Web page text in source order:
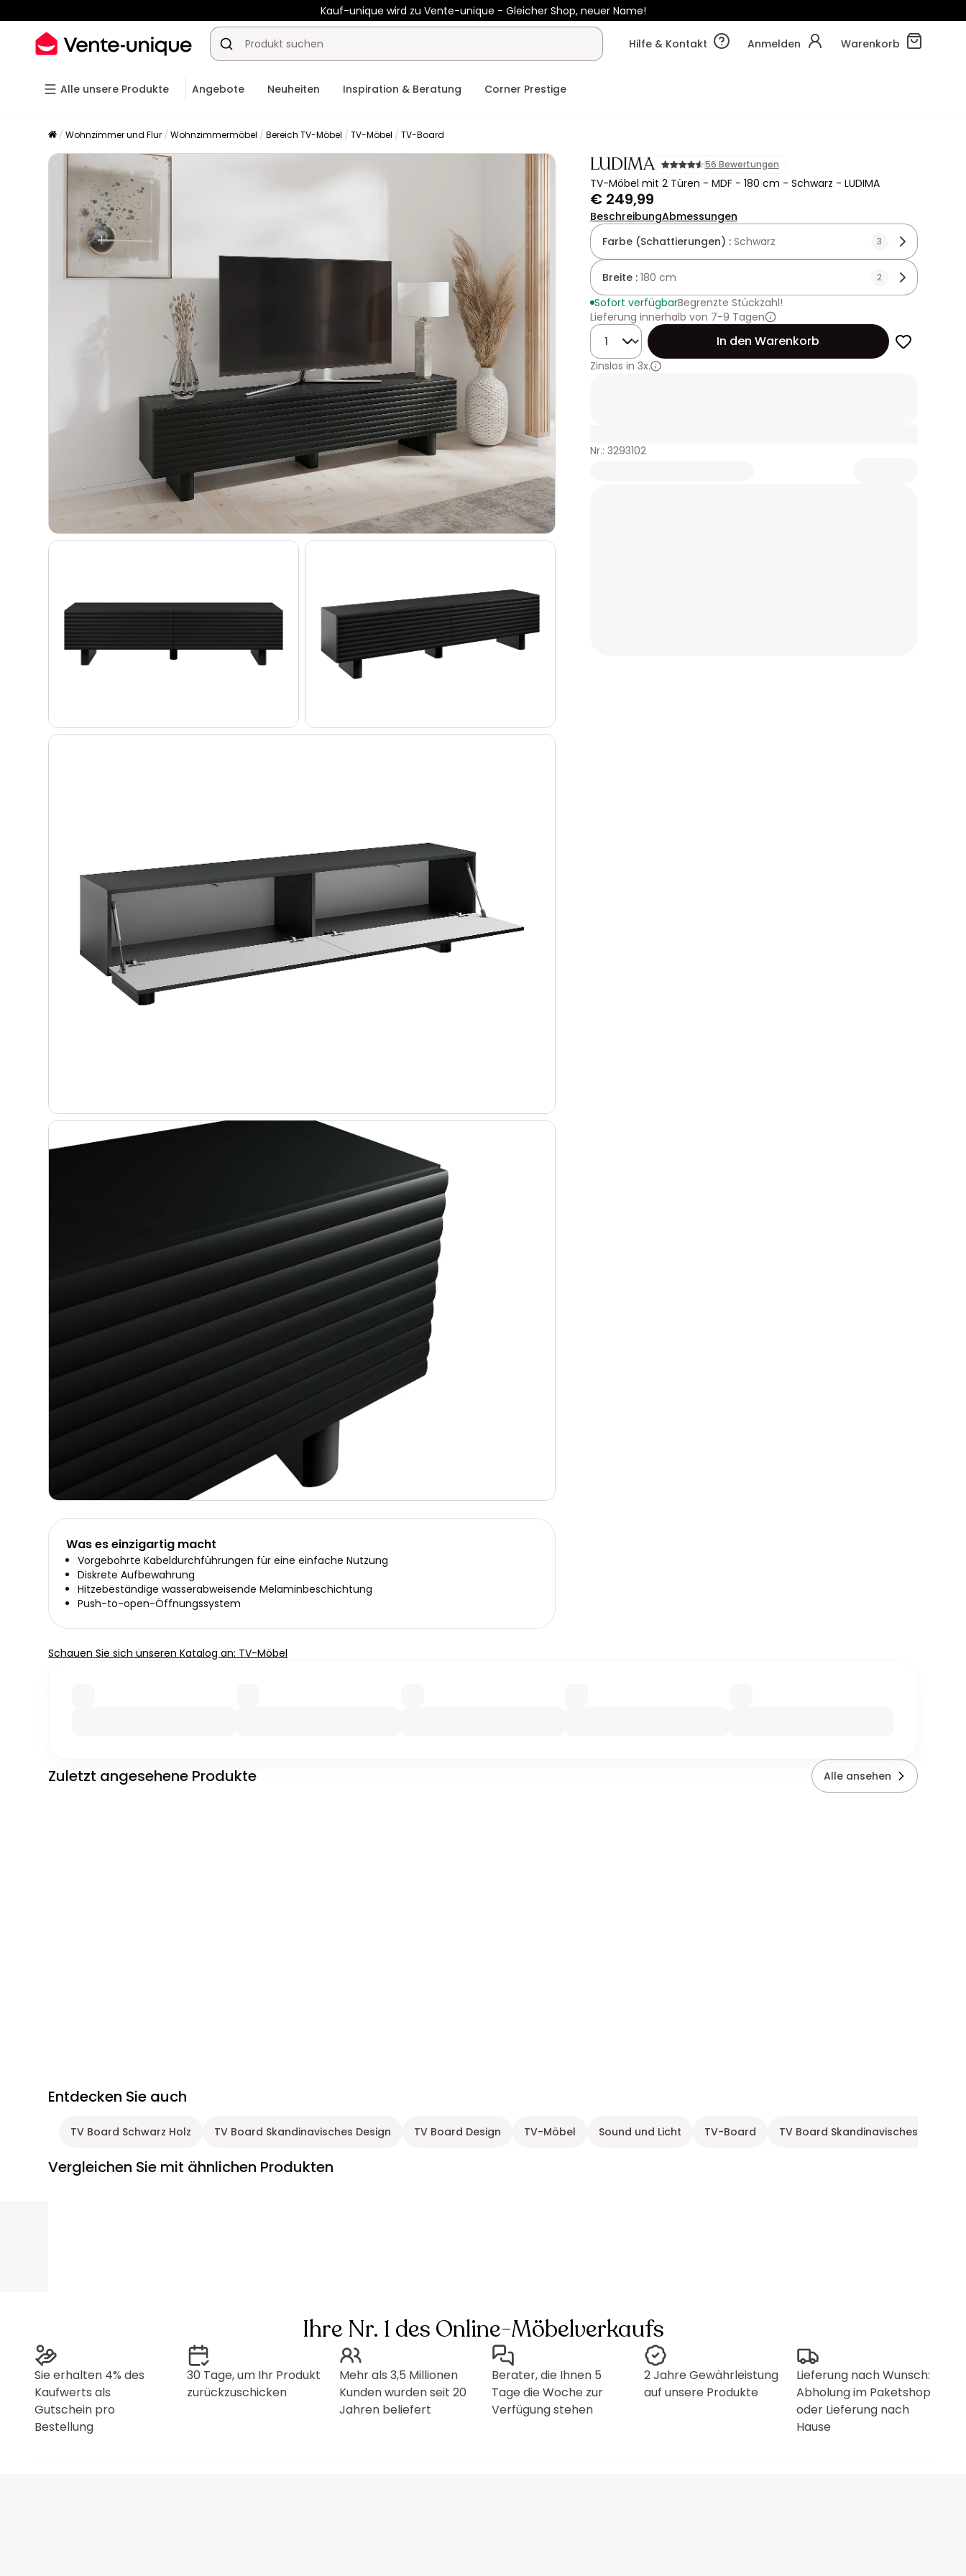
Kauf-unique wird zu Vente-unique - Gleicher Shop, neuer Name!
-10% ab €400 mitHEAT10auf Vente-unique-Produkte Noch:01t
Hilfe & Kontakt
Anmelden Warenkorb
Alle unsere Produkte Angebote Neuheiten Inspiration & Beratung Corner Prestige
Wohnzimmer und Flur Wohnzimmermöbel Bereich TV-Möbel TV-Möbel TV-Board
LUDIMA 56 Bewertungen
TV-Möbel mit 2 Türen - MDF - 180 cm - Schwarz - LUDIMA
€ 249,99
BeschreibungAbmessungen
Farbe (Schattierungen) : Schwarz 3
Breite : 180 cm 2
Sofort verfügbarBegrenzte Stückzahl!
Lieferung innerhalb von 7-9 Tagen
Menge
In den Warenkorb
Zinslos in 3x.
Nr.: 3293102
Was es einzigartig macht
Vorgebohrte Kabeldurchführungen für eine einfache Nutzung
Diskrete Aufbewahrung
Hitzebeständige wasserabweisende Melaminbeschichtung
Push-to-open-Öffnungssystem
Schauen Sie sich unseren Katalog an: TV-Möbel
Zuletzt angesehene Produkte Alle ansehen
Entdecken Sie auch
TV Board Schwarz Holz TV Board Skandinavisches Design TV Board Design TV-Möbel Sound und Licht TV-Board TV Board Skandinavisches Design
Vergleichen Sie mit ähnlichen Produkten
Ihre Nr. 1 des Online-Möbelverkaufs
Sie erhalten 4% des
Kaufwerts als
Gutschein pro
Bestellung
30 Tage, um Ihr Produkt
zurückzuschicken
Mehr als 3,5 Millionen
Kunden wurden seit 20
Jahren beliefert
Berater, die Ihnen 5
Tage die Woche zur
Verfügung stehen
2 Jahre Gewährleistung
auf unsere Produkte
Lieferung nach Wunsch:
Abholung im Paketshop
oder Lieferung nach
Hause